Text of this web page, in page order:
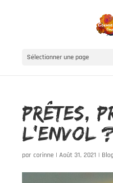
Sélectionner une page
PRÊTES,
L’ENVOL
par corinne | Août 31, 2021 |